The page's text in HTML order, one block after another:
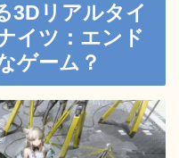
3Dリアルタイ
イツ：エンド
ゲーム？